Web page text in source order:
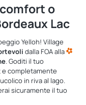
o
Lac
Yelloh! Village
dalla FOA alla
. Goditi il tuo
completamente
in riva al lago.
sicuramente il tuo